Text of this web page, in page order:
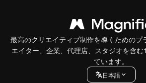
最高のクリエイティブ制作を導くためのプ
エイター、企業、代理店、スタジオを含
ています。
日本語